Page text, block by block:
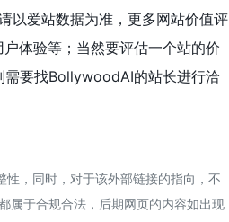
以爱站数据为准，更多网站价值评
体验等；当然要评估一个站的价
需要找BollywoodAI的站长进行洽
，同时，对于该外部链接的指向，不
属于合规合法，后期网页的内容如出现